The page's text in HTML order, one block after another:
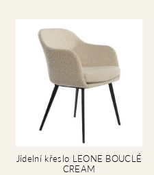
Jídelní křeslo LEONE BOUCLÉ
CREAM